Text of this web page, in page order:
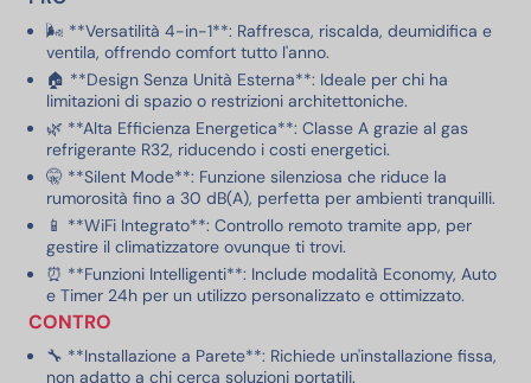
🌬️ **Versatilità 4-in-1**: Raffresca, riscalda, deumidifica e
ventila, offrendo comfort tutto l'anno.
🏠 **Design Senza Unità Esterna**: Ideale per chi ha
limitazioni di spazio o restrizioni architettoniche.
🌿 **Alta Efficienza Energetica**: Classe A grazie al gas
refrigerante R32, riducendo i costi energetici.
🤫 **Silent Mode**: Funzione silenziosa che riduce la
rumorosità fino a 30 dB(A), perfetta per ambienti tranquilli.
📱 **WiFi Integrato**: Controllo remoto tramite app, per
gestire il climatizzatore ovunque ti trovi.
⏰ **Funzioni Intelligenti**: Include modalità Economy, Auto
e Timer 24h per un utilizzo personalizzato e ottimizzato.
CONTRO
🔧 **Installazione a Parete**: Richiede un'installazione fissa,
non adatto a chi cerca soluzioni portatili.